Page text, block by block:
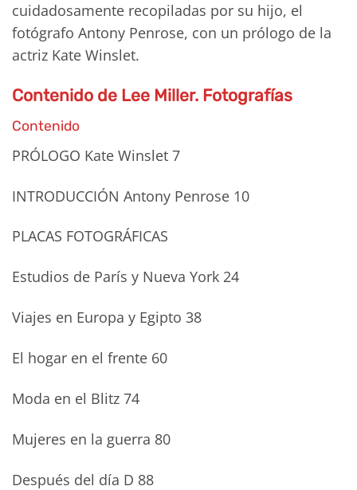
cuidadosamente recopiladas por su hijo, el
fotógrafo Antony Penrose, con un prólogo de la
actriz Kate Winslet.
Contenido de Lee Miller. Fotografías
Contenido
PRÓLOGO Kate Winslet 7
INTRODUCCIÓN Antony Penrose 10
PLACAS FOTOGRÁFICAS
Estudios de París y Nueva York 24
Viajes en Europa y Egipto 38
El hogar en el frente 60
Moda en el Blitz 74
Mujeres en la guerra 80
Después del día D 88